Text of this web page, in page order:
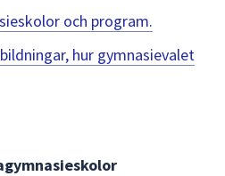
och program.
hur gymnasievalet